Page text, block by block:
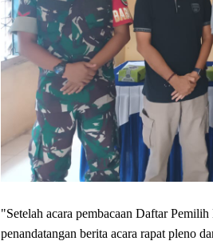
"Setelah acara pembacaan Daftar
penandatangan berita acara rapat pleno